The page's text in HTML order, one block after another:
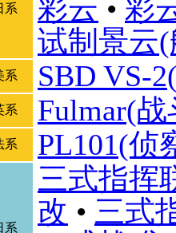
系
彩云 • 彩
试制景云
系 SBD VS-
系 Fulmar(
系 PL101(侦
系
三式指挥
改 • 三式